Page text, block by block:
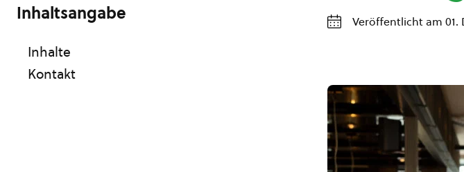
Veröffentlicht am 01.
Inhaltsangabe
Inhalte
Kontakt